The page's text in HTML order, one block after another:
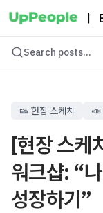
Search posts...
👟 현장 스케치 📣
[현장 스케
워크샵: “
성장하기”